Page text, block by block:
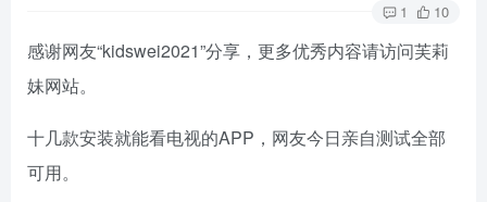
1 10
感谢网友“kidswei2021”分享，更多优秀内容请访问芙莉
妹网站。
十几款安装就能看电视的APP，网友今日亲自测试全部
可用。